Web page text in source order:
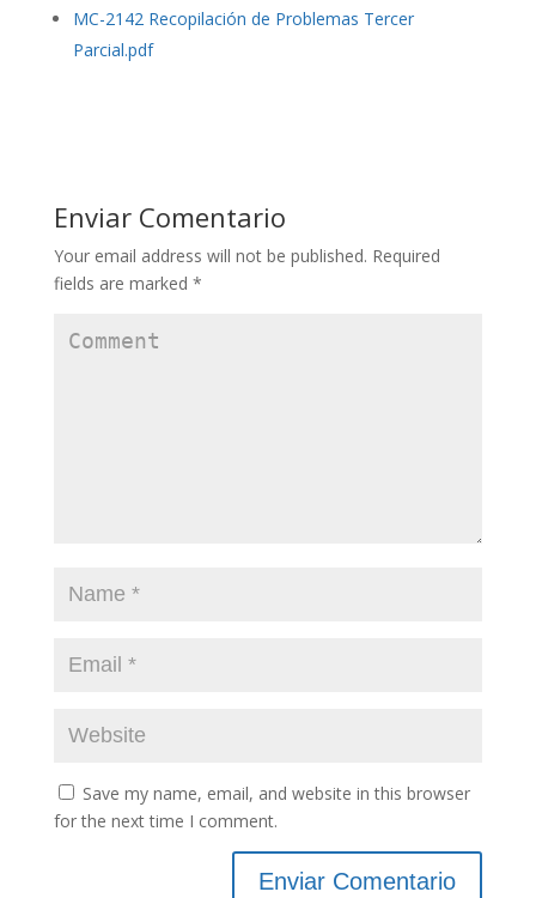
MC-2142 Recopilación de Problemas Tercer
Parcial.pdf
Enviar Comentario
Your email address will not be published. Required
fields are marked *
Save my name, email, and website in this browser
for the next time I comment.